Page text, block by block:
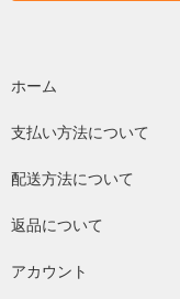
ホーム
支払い方法について
配送方法について
返品について
アカウント